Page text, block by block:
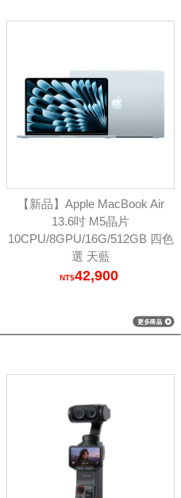
【新品】Apple MacBook Air
13.6吋 M5晶片
10CPU/8GPU/16G/512GB 四色
選 天藍
42,900